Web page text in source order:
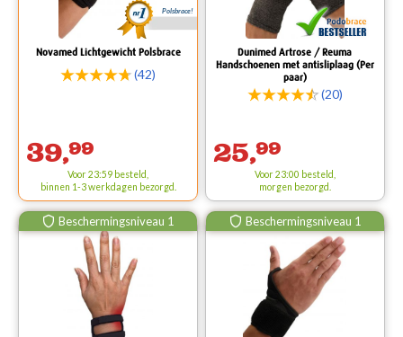
Polsbrace!
Novamed Lichtgewicht Polsbrace
(42)
39,99
Voor 23:59 besteld,
binnen 1-3 werkdagen bezorgd.
Dunimed Artrose / Reuma
Handschoenen met antisliplaag (Per
paar)
(20)
25,99
Voor 23:00 besteld,
morgen bezorgd.
Beschermingsniveau 1 Beschermingsniveau 1